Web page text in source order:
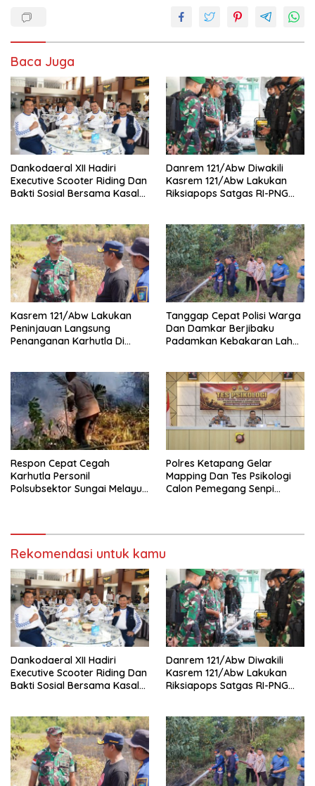
Baca Juga
Dankodaeral XII Hadiri
Executive Scooter Riding Dan
Bakti Sosial Bersama Kasal
Danrem 121/Abw Diwakili
Kasrem 121/Abw Lakukan
Riksiapops Satgas RI-PNG
Kasrem 121/Abw Lakukan
Peninjauan Langsung
Penanganan Karhutla Di
Tanggap Cepat Polisi Warga
Dan Damkar Berjibaku
Padamkan Kebakaran Lahan
Respon Cepat Cegah
Karhutla Personil
Polsubsektor Sungai Melayu
Polres Ketapang Gelar
Mapping Dan Tes Psikologi
Calon Pemegang Senpi
Rekomendasi untuk kamu
Dankodaeral XII Hadiri
Executive Scooter Riding Dan
Bakti Sosial Bersama Kasal
Danrem 121/Abw Diwakili
Kasrem 121/Abw Lakukan
Riksiapops Satgas RI-PNG